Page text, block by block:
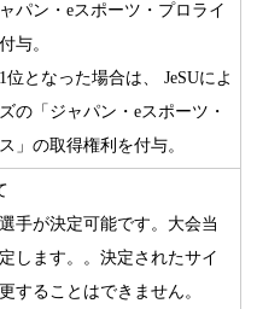
パン・eスポーツ・プロライ
与。
位となった場合は、 JeSUによ
の「ジャパン・eスポーツ・
」の取得権利を付与。
手が決定可能です。大会当
します。。決定されたサイ
することはできません。